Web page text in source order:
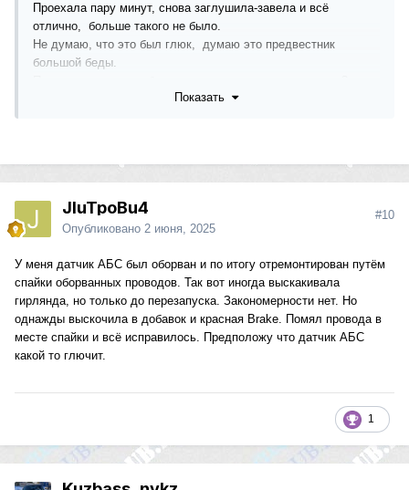
Проехала пару минут, снова заглушила-завела и всё
отлично, больше такого не было.
Не думаю, что это был глюк, думаю это предвестник
большой беды.
Не факт что эти ошибки будут видны завтра.
Показать
JIuTpoBu4
Опубликовано 2 июня, 2025
#10
У меня датчик АБС был оборван и по итогу отремонтирован путём
спайки оборванных проводов. Так вот иногда выскакивала
гирлянда, но только до перезапуска. Закономерности нет. Но
однажды выскочила в добавок и красная Brake. Помял провода в
месте спайки и всё исправилось. Предположу что датчик АБС
какой то глючит.
1